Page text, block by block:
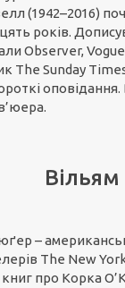
(1942–2016)
років.
Observer,
The Sunday
–
The New
про Корка